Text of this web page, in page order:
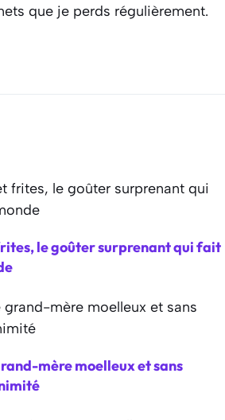
que je perds régulièrement.
le goûter surprenant qui fait
mère moelleux et sans